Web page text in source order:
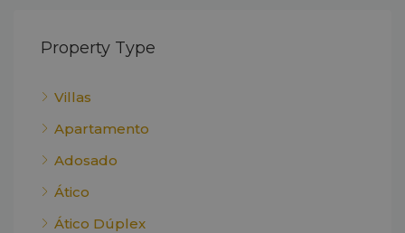
Property Type
Villas
Apartamento
Adosado
Ático
Ático Dúplex